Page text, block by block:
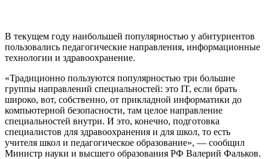
В текущем году наибольшей популярностью у абитуриентов
пользовались педагогические направления, информационные
технологии и здравоохранение.
«Традиционно пользуются популярностью три большие
группы направлений специальностей: это IT, если брать
широко, вот, собственно, от прикладной информатики до
компьютерной безопасности, там целое направление
специальностей внутри. И это, конечно, подготовка
специалистов для здравоохранения и для школ, то есть
учителя школ и педагогическое образование», — сообщил
Министр науки и высшего образования РФ Валерий Фальков.